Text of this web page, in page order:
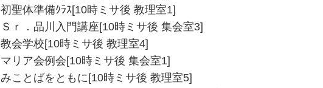
初聖体準備ｸﾗｽ[10時ミサ後 教理室1]
Ｓｒ．品川入門講座[10時ミサ後 集会室3]
教会学校[10時ミサ後 教理室4]
マリア会例会[10時ミサ後 集会室1]
みことばをともに[10時ミサ後 教理室5]